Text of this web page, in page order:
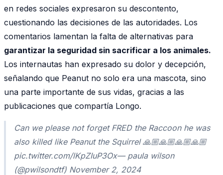
en redes sociales expresaron su descontento,
cuestionando las decisiones de las autoridades. Los
comentarios lamentan la falta de alternativas para
garantizar la seguridad sin sacrificar a los animales.
Los internautas han expresado su dolor y decepción,
señalando que Peanut no solo era una mascota, sino
una parte importante de sus vidas, gracias a las
publicaciones que compartía Longo.
Can we please not forget FRED the Raccoon he was
also killed like Peanut the Squirrel 🙏🏼🙏🏼🙏🏼🙏🏼
pic.twitter.com/lKpZIuP3Ox— paula wilson
(@pwilsondtf) November 2, 2024